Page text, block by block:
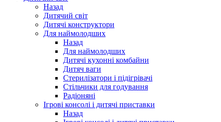
Назад
Дитячий світ
Дитячі конструктори
Для наймолодших
Назад
Для наймолодших
Дитячі кухонні комбайни
Дитяч ваги
Стерилізатори і підігрівачі
Стільчики для годування
Радіоняні
Ігрові консолі і дитячі приставки
Назад